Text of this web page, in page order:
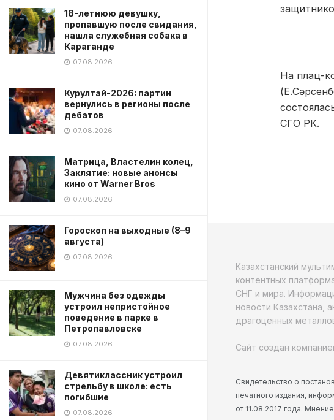
18-летнюю девушку,
пропавшую после свидания,
нашла служебная собака в
Караганде
07.08.2026
Курултай-2026: партии
вернулись в регионы после
дебатов
07.08.2026
Матрица, Властелин колец,
Заклятие: новые анонсы
кино от Warner Bros
07.08.2026
Гороскоп на выходные (8–9
августа)
07.08.2026
Мужчина без одежды
устроил непристойное
поведение в парке в
Петропавловске
07.08.2026
Девятиклассник устроил
стрельбу в школе: есть
погибшие
07.08.2026
На плац-
СГО РК.
Казахстанский
контентных
СНГ и мира.
новости Казахстана,
драгоценных
Сайт создан
Свидетельство о
печатного издания,
от 11.08.2017 года.